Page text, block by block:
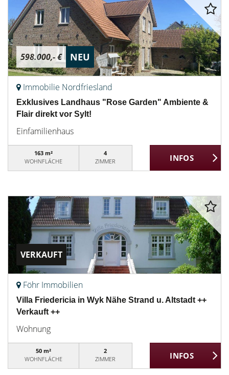
598.000,- € NEU
Immobilie Nordfriesland
Exklusives Landhaus "Rose Garden" Ambiente &
Flair direkt vor Sylt!
Einfamilienhaus
163 m²
WOHNFLÄCHE
4
ZIMMER
VERKAUFT
Föhr Immobilien
Villa Friedericia in Wyk Nähe Strand u. Altstadt ++
Verkauft ++
Wohnung
50 m²
WOHNFLÄCHE
2
ZIMMER